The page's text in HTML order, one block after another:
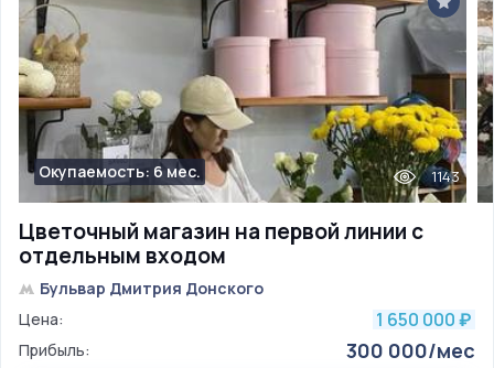
Цветочный магазин на первой линии с
отдельным входом
Окупаемость: 6 мес. 1143
Бульвар Дмитрия Донского
Цена:
1 650 000 ₽
Прибыль: 300 000/мес